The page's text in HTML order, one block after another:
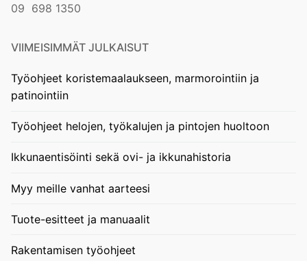
09 698 1350
VIIMEISIMMÄT JULKAISUT
Työohjeet koristemaalaukseen, marmorointiin ja
patinointiin
Työohjeet helojen, työkalujen ja pintojen huoltoon
Ikkunaentisöinti sekä ovi- ja ikkunahistoria
Myy meille vanhat aarteesi
Tuote-esitteet ja manuaalit
Rakentamisen työohjeet